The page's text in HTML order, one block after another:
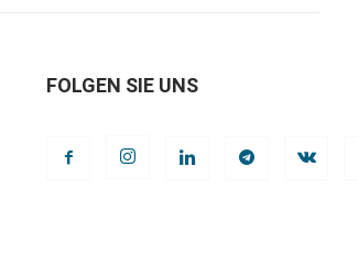
FOLGEN SIE UNS